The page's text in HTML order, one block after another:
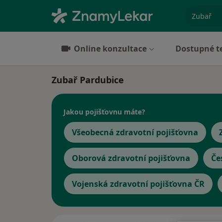
Online konzultace Dostupné
Zubař Pardubice
Jakou pojišťovnu máte?
Všeobecná zdravotní pojišťovna
Oborová zdravotní pojišťovna
Vojenská zdravotní pojišťovna ČR